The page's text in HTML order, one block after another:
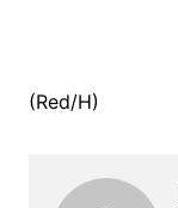
(Red/H)